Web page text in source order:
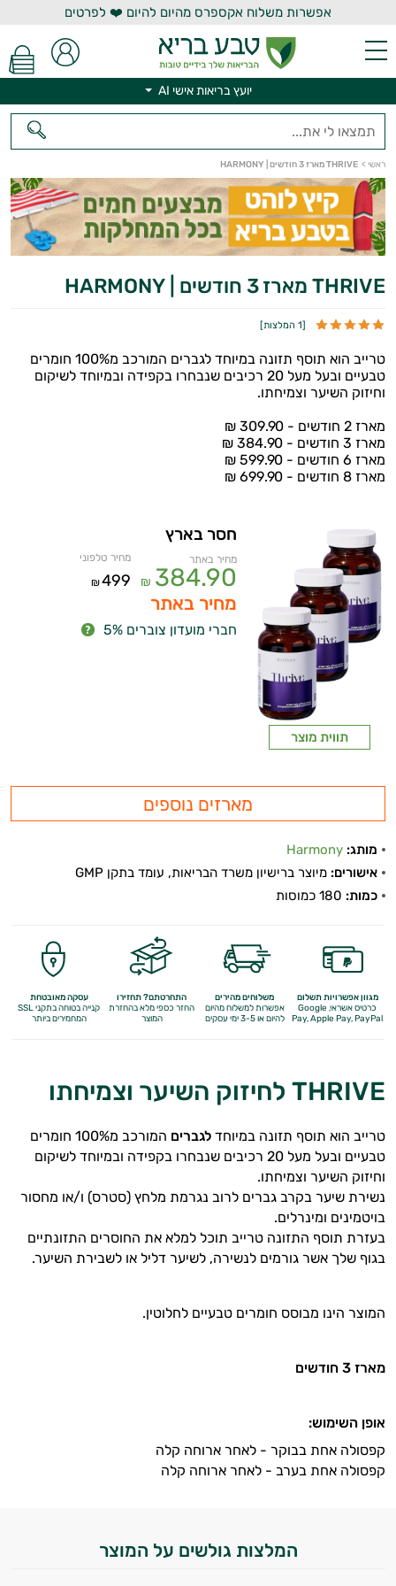
אפשרות משלוח אקספרס מהיום להיום ❤️ לפרטים
יועץ בריאות אישי AI
ראשי > THRIVE מארז 3 חודשים | HARMONY
THRIVE מארז 3 חודשים | HARMONY
[1 המלצות ]
טרייב הוא תוסף תזונה במיוחד לגברים המורכב מ100% חומרים
טבעיים ובעל מעל 20 רכיבים שנבחרו בקפידה ובמיוחד לשיקום
וחיזוק השיער וצמיחתו.
מארז 2 חודשים - 309.90 ₪
מארז 3 חודשים - 384.90 ₪
מארז 6 חודשים - 599.90 ₪
מארז 8 חודשים - 699.90 ₪
תווית מוצר
חסר בארץ
מחיר באתר
384.90
₪
מחיר טלפוני
499
₪
מחיר באתר
חברי מועדון צוברים 5%
מארזים נוספים
מותג: Harmony
אישורים: מיוצר ברישיון משרד הבריאות, עומד בתקן GMP
כמות:
מגוון אפשרויות תשלום
כרטיס אשראי, Google
Pay,Apple Pay, PayPal
משלוחים מהירים
אפשרות למשלוח מהיום
להיום או 3-5 ימי עסקים
התחרטתם? תחזירו
החזר כספי מלאבהחזרת
המוצר
עסקה מאובטחת
קנייה בטוחה בתקני SSL
המחמירים ביותר
THRIVE לחיזוק השיער וצמיחתו
טרייב הוא תוסף תזונה במיוחד לגברים
המורכב מ100% חומרים
טבעיים ובעל מעל 20 רכיבים שנבחרו בקפידה ובמיוחד לשיקום
וחיזוק השיער וצמיחתו.
נשירת שיער בקרב גברים לרוב נגרמת מלחץ (סטרס) ו/או מחסור
בויטמינים ומינרלים.
בעזרת תוסף התזונה טרייב תוכל למלא את החוסרים התזונתיים
בגוף שלך אשר גורמים לנשירה, לשיער דליל או לשבירת השיער.
המוצר הינו מבוסס חומרים טבעיים לחלוטין.
מארז 3 חודשים
אופן השימוש:
קפסולה אחת בבוקר - לאחר ארוחה קלה
קפסולה אחת בערב - לאחר ארוחה קלה
המלצות גולשים על המוצר
יועץ בריאות אישי AI